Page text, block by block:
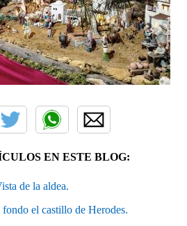
EN ESTE BLOG:
de la aldea.
el castillo de Herodes.